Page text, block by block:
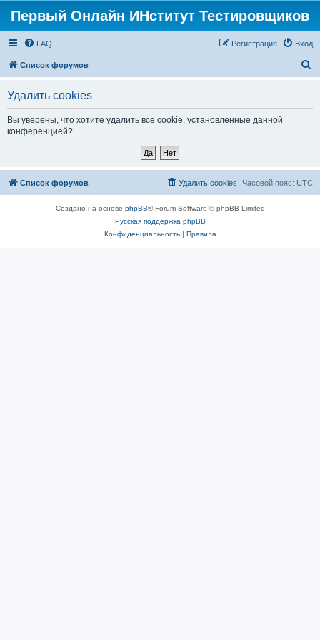
Первый Онлайн ИНститут Тестировщиков
FAQ Вход
Регистрация
Список форумов
Удалить cookies
Вы уверены, что хотите удалить все cookie, установленные данной
конференцией?
Список форумов Часовой пояс: UTC
Удалить cookies
Создано на основе phpBB® Forum Software © phpBB Limited
Русская поддержка phpBB
Конфиденциальность| Правила